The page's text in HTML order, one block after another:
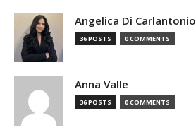
Angelica Di Carlantonio
36 POSTS 0 COMMENTS
Anna Valle
36 POSTS 0 COMMENTS